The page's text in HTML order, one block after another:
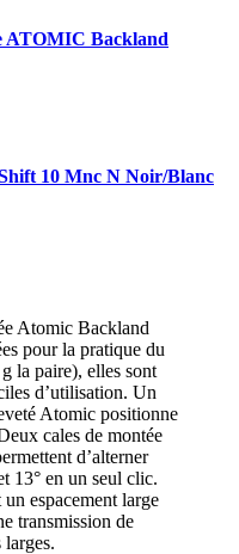
ATOMIC Backland
10 Mnc N Noir/Blanc
Atomic Backland
pour la pratique du
la paire), elles sont
d’utilisation. Un
Atomic positionne
cales de montée
d’alterner
13° en un seul clic.
espacement large
transmission de
larges.